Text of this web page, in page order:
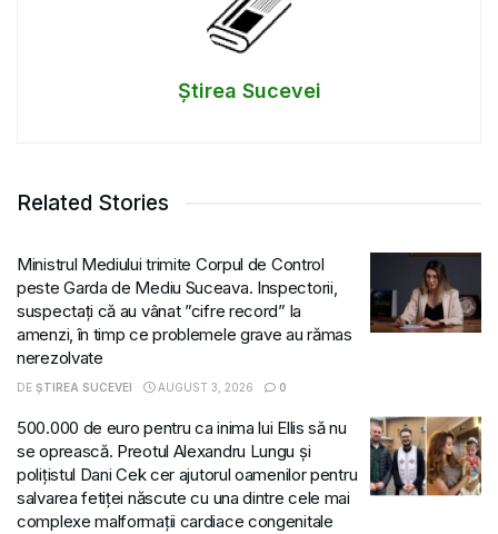
Știrea Sucevei
Related Stories
Ministrul Mediului trimite Corpul de Control
peste Garda de Mediu Suceava. Inspectorii,
suspectați că au vânat ”cifre record” la
amenzi, în timp ce problemele grave au rămas
nerezolvate
DE ȘTIREA SUCEVEI AUGUST 3, 2026 0
500.000 de euro pentru ca inima lui Ellis să nu
se oprească. Preotul Alexandru Lungu și
polițistul Dani Cek cer ajutorul oamenilor pentru
salvarea fetiței născute cu una dintre cele mai
complexe malformații cardiace congenitale